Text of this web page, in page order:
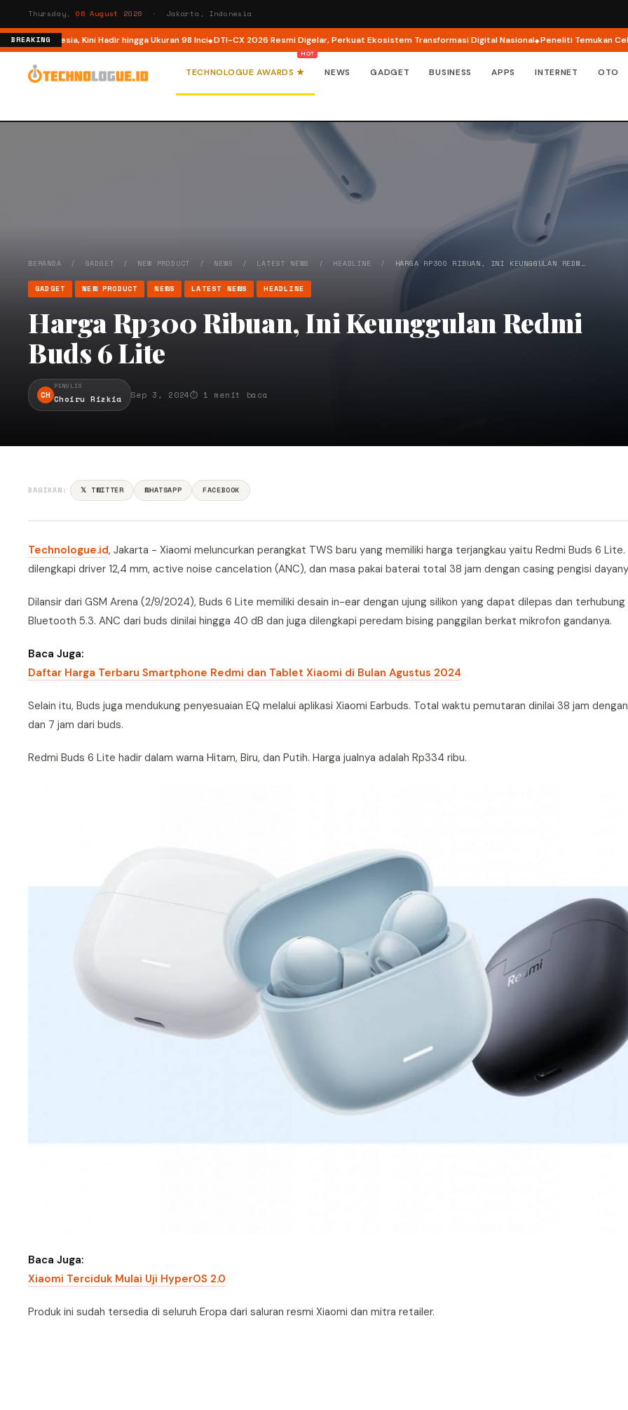
Thursday, 06 August 2026 · Jakarta, Indonesia
BREAKING
Indonesia, Kini Hadir hingga Ukuran 98 Inci DTI-CX 2026 Resmi Digelar, Perkuat Ekosistem Transformasi Digital Nasional Peneliti Temukan Celah
TECHNOLOGUE AWARDS ★ NEWS GADGET BUSINESS APPS INTERNET OTO
BERANDA / GADGET / NEW PRODUCT / NEWS / LATEST NEWS / HEADLINE / HARGA RP300 RIBUAN, INI KEUNGGULAN REDM…
GADGET NEW PRODUCT NEWS LATEST NEWS HEADLINE
Harga Rp300 Ribuan, Ini Keunggulan Redmi
Buds 6 Lite
CH
PENULIS
Choiru Rizkia Sep 3, 2024⏱ 1 menit baca
BAGIKAN: 𝕏 TWITTER WHATSAPP FACEBOOK
Technologue.id, Jakarta - Xiaomi meluncurkan perangkat TWS baru yang memiliki harga terjangkau yaitu Redmi Buds 6 Lite.
dilengkapi driver 12,4 mm, active noise cancelation (ANC), dan masa pakai baterai total 38 jam dengan casing pengisi
Dilansir dari GSM Arena (2/9/2024), Buds 6 Lite memiliki desain in-ear dengan ujung silikon yang dapat dilepas dan terhubung
Bluetooth 5.3. ANC dari buds dinilai hingga 40 dB dan juga dilengkapi peredam bising panggilan berkat mikrofon gandanya.
Baca Juga:
Daftar Harga Terbaru Smartphone Redmi dan Tablet Xiaomi di Bulan Agustus 2024
Selain itu, Buds juga mendukung penyesuaian EQ melalui aplikasi Xiaomi Earbuds. Total waktu pemutaran dinilai 38 jam
dan 7 jam dari buds.
Redmi Buds 6 Lite hadir dalam warna Hitam, Biru, dan Putih. Harga jualnya adalah Rp334 ribu.
Baca Juga:
Xiaomi Terciduk Mulai Uji HyperOS 2.0
Produk ini sudah tersedia di seluruh Eropa dari saluran resmi Xiaomi dan mitra retailer.